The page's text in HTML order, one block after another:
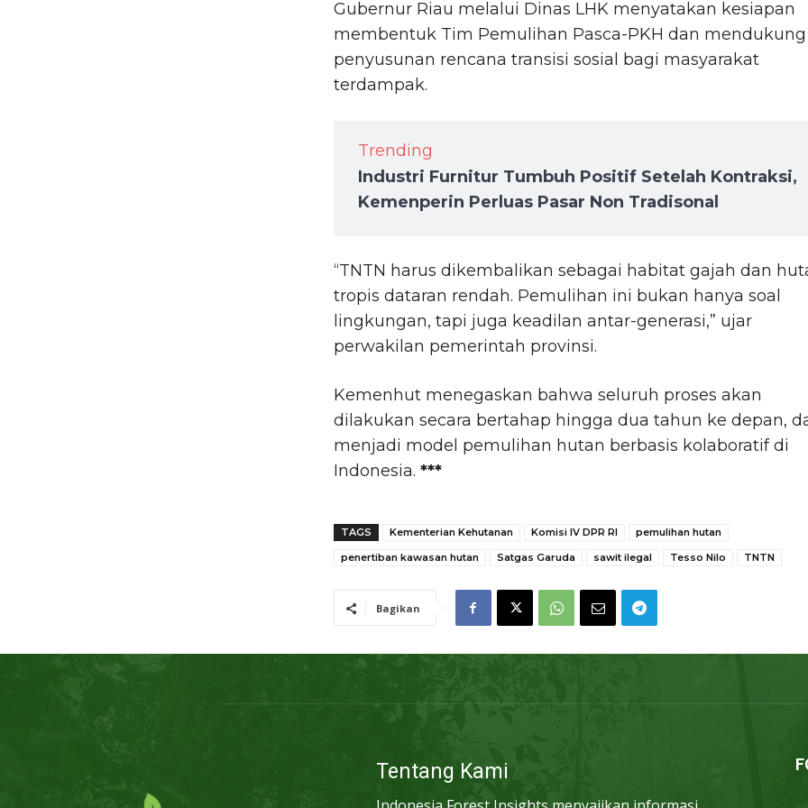
Gubernur Riau melalui Dinas LHK menyatakan kesiapan
membentuk Tim Pemulihan Pasca-PKH dan mendukung
penyusunan rencana transisi sosial bagi masyarakat
terdampak.
Trending
Industri Furnitur Tumbuh Positif Setelah Kontraksi,
Kemenperin Perluas Pasar Non Tradisonal
“TNTN harus dikembalikan sebagai habitat gajah dan
tropis dataran rendah. Pemulihan ini bukan hanya soal
lingkungan, tapi juga keadilan antar-generasi,” ujar
perwakilan pemerintah provinsi.
Kemenhut menegaskan bahwa seluruh proses akan
dilakukan secara bertahap hingga dua tahun ke depan,
menjadi model pemulihan hutan berbasis kolaboratif di
Indonesia. ***
TAGS Kementerian Kehutanan Komisi IV DPR RI
pemulihan hutan
penertiban kawasan hutan
Satgas Garuda sawit ilegal Tesso Nilo TNTN
Bagikan
Tentang Kami